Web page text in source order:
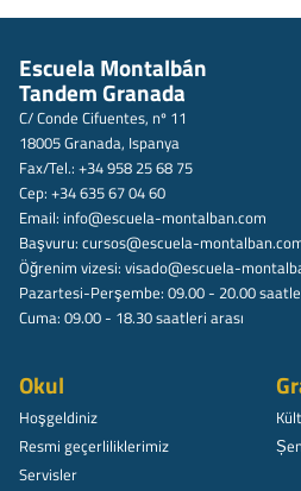
Escuela Montalbán
Tandem Granada
C/ Conde Cifuentes, nº 11
18005 Granada, Ispanya
Fax/Tel.: +34 958 25 68 75
Cep: +34 635 67 04 60
Email: info@escuela-montalban.com
Başvuru: cursos@escuela-
Öğrenim vizesi: visado@escuela-
Pazartesi-Perşembe: 09.00 - 20.00
Cuma: 09.00 - 18.30 saatleri arası
Okul
Hoşgeldiniz
Resmi geçerliliklerimiz
Servisler